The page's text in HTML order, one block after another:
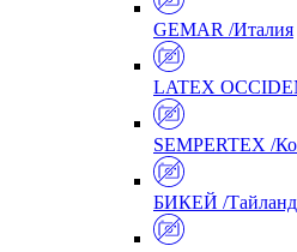
GEMAR /Италия
LATEX
SEMPERTEX /
БИКЕЙ /Тайланд